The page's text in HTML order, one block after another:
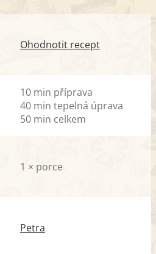
Ohodnotit recept
10 min příprava
40 min tepelná úprava
50 min celkem
1 × porce
Petra